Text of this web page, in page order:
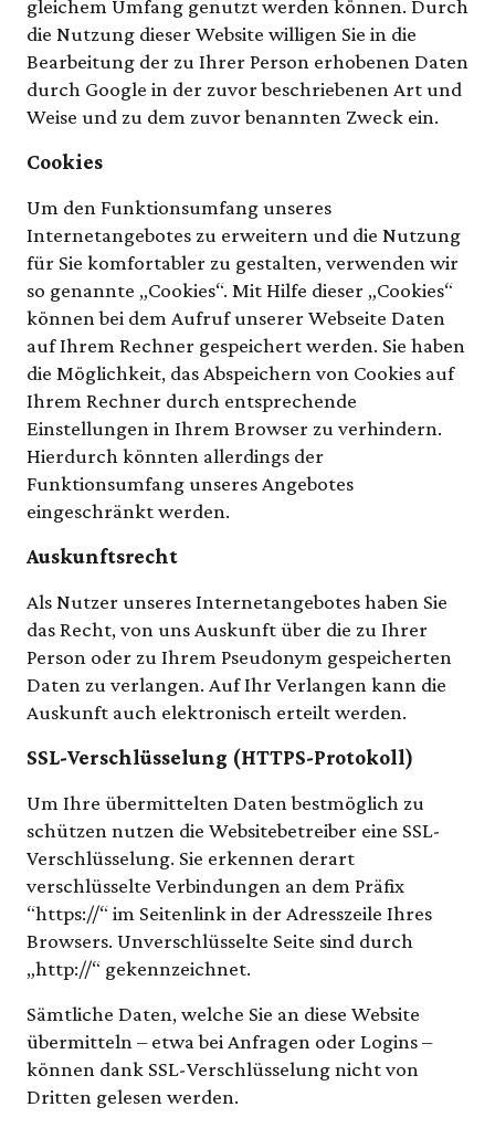
gleichem Umfang genutzt werden können. Durch
die Nutzung dieser Website willigen Sie in die
Bearbeitung der zu Ihrer Person erhobenen Daten
durch Google in der zuvor beschriebenen Art und
Weise und zu dem zuvor benannten Zweck ein.
Cookies
Um den Funktionsumfang unseres
Internetangebotes zu erweitern und die Nutzung
für Sie komfortabler zu gestalten, verwenden wir
so genannte „Cookies“. Mit Hilfe dieser „Cookies“
können bei dem Aufruf unserer Webseite Daten
auf Ihrem Rechner gespeichert werden. Sie haben
die Möglichkeit, das Abspeichern von Cookies auf
Ihrem Rechner durch entsprechende
Einstellungen in Ihrem Browser zu verhindern.
Hierdurch könnten allerdings der
Funktionsumfang unseres Angebotes
eingeschränkt werden.
Auskunftsrecht
Als Nutzer unseres Internetangebotes haben Sie
das Recht, von uns Auskunft über die zu Ihrer
Person oder zu Ihrem Pseudonym gespeicherten
Daten zu verlangen. Auf Ihr Verlangen kann die
Auskunft auch elektronisch erteilt werden.
SSL-Verschlüsselung (HTTPS-Protokoll)
Um Ihre übermittelten Daten bestmöglich zu
schützen nutzen die Websitebetreiber eine SSL-
Verschlüsselung. Sie erkennen derart
verschlüsselte Verbindungen an dem Präfix
“https://“ im Seitenlink in der Adresszeile Ihres
Browsers. Unverschlüsselte Seite sind durch
„http://“ gekennzeichnet.
Sämtliche Daten, welche Sie an diese Website
übermitteln – etwa bei Anfragen oder Logins –
können dank SSL-Verschlüsselung nicht von
Dritten gelesen werden.